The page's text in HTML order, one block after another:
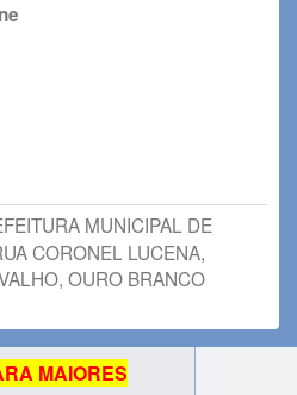
MUNICIPAL DE
CORONEL LUCENA,
OURO BRANCO
MAIORES